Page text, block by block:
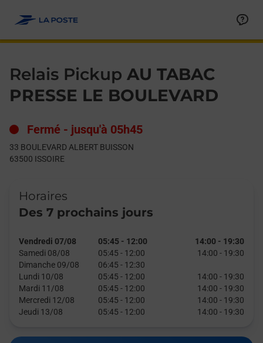
Relais Pickup AU TABAC
PRESSE LE BOULEVARD
Fermé - jusqu'à 05h45
33 BOULEVARD ALBERT BUISSON
63500 ISSOIRE
Horaires
Des 7 prochains jours
Vendredi 07/08 05:45 - 12:00 14:00 - 19:30
Samedi 08/08
05:45 - 12:00 14:00 - 19:30
Dimanche 09/08
06:45 - 12:30
Lundi 10/08
05:45 - 12:00 14:00 - 19:30
Mardi 11/08
05:45 - 12:00 14:00 - 19:30
Mercredi 12/08
05:45 - 12:00 14:00 - 19:30
Jeudi 13/08
05:45 - 12:00 14:00 - 19:30